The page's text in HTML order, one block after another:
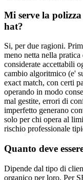
Mi serve la polizza
hat?
Si, per due ragioni.
meno netta nella
considerate accettabili
cambio algoritmico (e'
exact match, con certi
operando in modo
mal gestite, errori di
imperfetto generano
solo per chi opera al
rischio professionale
Quanto deve
Dipende dal tipo di
organico per loro. Per